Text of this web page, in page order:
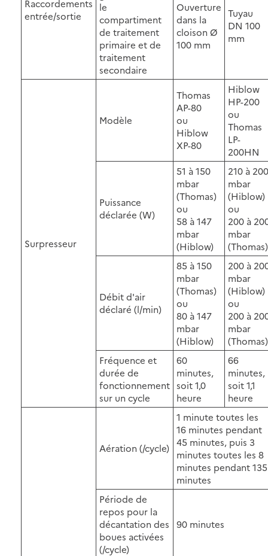
Raccordements
entrée/sortie
le
compartiment
de traitement
primaire et de
traitement
secondaire
Ouverture
dans la
cloison Ø
100 mm
Tuyau
DN 100
mm
Surpresseur
Modèle
Thomas
AP-80
ou
Hiblow
XP-80
Hiblow
HP-200
ou
Thomas
LP-
200HN
Puissance
déclarée (W)
51 à 150
mbar
(Thomas)
ou
58 à 147
mbar
(Hiblow)
210 à 200
mbar
(Hiblow)
ou
200 à
mbar
(Thomas)
Débit d'air
déclaré (l/min)
85 à 150
mbar
(Thomas)
ou
80 à 147
mbar
(Hiblow)
200 à
mbar
(Hiblow)
ou
200 à
mbar
(Thomas)
Fréquence et
durée de
fonctionnement
sur un cycle
60
minutes,
soit 1,0
heure
66
minutes,
soit 1,1
heure
Aération (/cycle)
1 minute toutes les
16 minutes pendant
45 minutes, puis 3
minutes toutes les 8
minutes pendant 135
minutes
Période de
repos pour la
décantation des
boues activées
(/cycle)
90 minutes